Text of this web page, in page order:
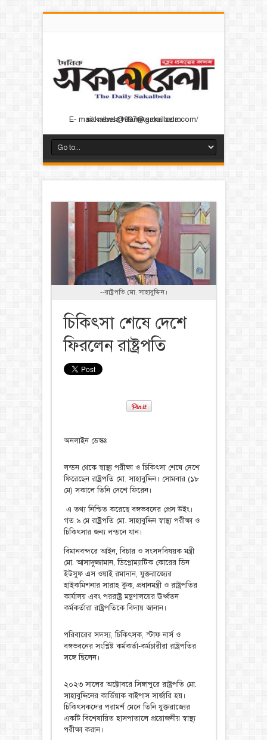
E- mail: news@dainiksakalbela.com/ sakalbela1997@gmail.com
--রাষ্ট্রপতি মো. সাহাবুদ্দিন।
চিকিৎসা শেষে দেশে
ফিরলেন রাষ্ট্রপতি
অনলাইন ডেস্কঃ
লন্ডন থেকে স্বাস্থ্য পরীক্ষা ও চিকিৎসা শেষে দেশে
ফিরেছেন রাষ্ট্রপতি মো. সাহাবুদ্দিন। সোমবার (১৮
মে) সকালে তিনি দেশে ফিরেন।
এ তথ্য নিশ্চিত করেছে বঙ্গভবনের প্রেস উইং।
গত ৯ মে রাষ্ট্রপতি মো. সাহাবুদ্দিন স্বাস্থ্য পরীক্ষা ও
চিকিৎসার জন্য লন্ডনে যান।
বিমানবন্দরে আইন, বিচার ও সংসদবিষয়ক মন্ত্রী
মো. আসাদুজ্জামান, ডিপ্লোম্যাটিক কোরের ডিন
ইউসুফ এস ওয়াই রমাদান, যুক্তরাজ্যের
হাইকমিশনার সারাহ কুক, প্রধানমন্ত্রী ও রাষ্ট্রপতির
কার্যালয় এবং পররাষ্ট্র মন্ত্রণালয়ের ঊর্ধ্বতন
কর্মকর্তারা রাষ্ট্রপতিকে বিদায় জানান।
পরিবারের সদস্য, চিকিৎসক, স্টাফ নার্স ও
বঙ্গভবনের সংশ্লিষ্ট কর্মকর্তা-কর্মচারীরা রাষ্ট্রপতির
সঙ্গে ছিলেন।
২০২৩ সালের অক্টোবরে সিঙ্গাপুরে রাষ্ট্রপতি মো.
সাহাবুদ্দিনের কার্ডিয়াক বাইপাস সার্জারি হয়।
চিকিৎসকদের পরামর্শ মেনে তিনি যুক্তরাজ্যের
একটি বিশেষায়িত হাসপাতালে প্রয়োজনীয় স্বাস্থ্য
পরীক্ষা করান।